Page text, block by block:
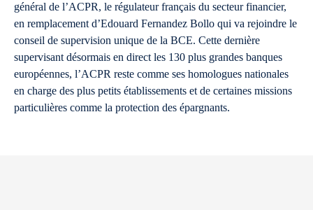
général de l’ACPR, le régulateur français du secteur financier,
en remplacement d’Edouard Fernandez Bollo qui va rejoindre le
conseil de supervision unique de la BCE. Cette dernière
supervisant désormais en direct les 130 plus grandes banques
européennes, l’ACPR reste comme ses homologues nationales
en charge des plus petits établissements et de certaines missions
particulières comme la protection des épargnants.